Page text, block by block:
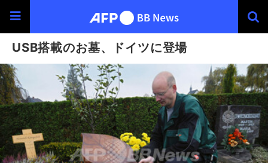
USB搭載のお墓、ドイツに登場